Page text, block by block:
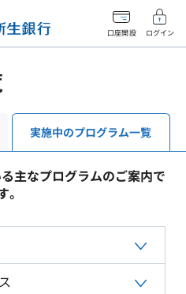
口座開設 ログイン
実施中のプログラム一覧
主なプログラムのご案内で
。